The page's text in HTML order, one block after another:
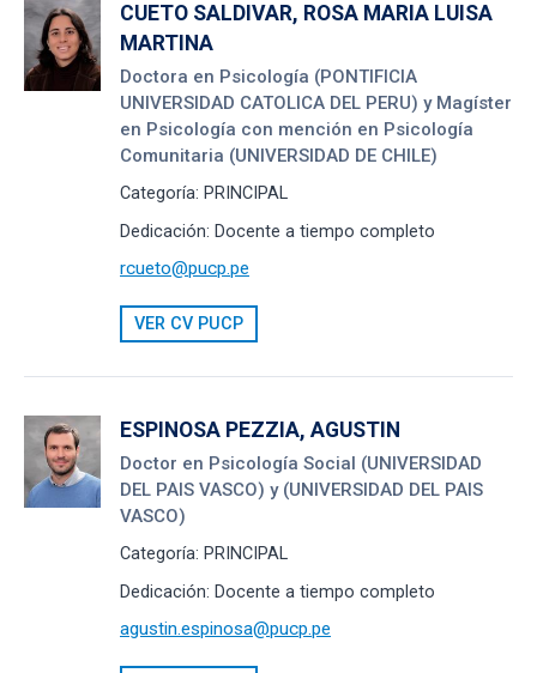
CUETO SALDIVAR, ROSA MARIA LUISA
MARTINA
Doctora en Psicología (PONTIFICIA
UNIVERSIDAD CATOLICA DEL PERU) y Magíster
en Psicología con mención en Psicología
Comunitaria (UNIVERSIDAD DE CHILE)
Categoría: PRINCIPAL
Dedicación: Docente a tiempo completo
rcueto@pucp.pe
VER CV PUCP
ESPINOSA PEZZIA, AGUSTIN
Doctor en Psicología Social (UNIVERSIDAD
DEL PAIS VASCO) y (UNIVERSIDAD DEL PAIS
VASCO)
Categoría: PRINCIPAL
Dedicación: Docente a tiempo completo
agustin.espinosa@pucp.pe